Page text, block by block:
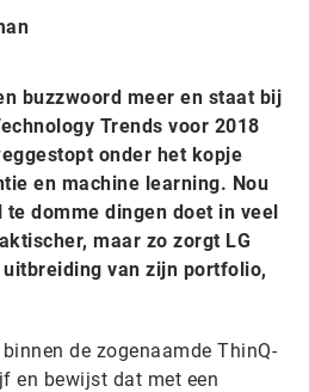
buzzwoord meer en staat bij
Trends voor 2018
onder het kopje
en machine learning. Nou
domme dingen doet in veel
maar zo zorgt LG
van zijn portfolio,
de zogenaamde ThinQ-
en bewijst dat met een